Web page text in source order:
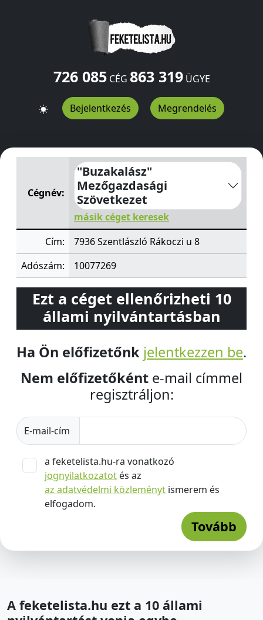
726 085CÉG 863 319ÜGYE
Bejelentkezés Megrendelés
"Buzakalász" Mezőgazdasági SzövetkezetRákoczi u 8
Cégnév:
"Buzakalász"
Mezőgazdasági
Szövetkezet
másik céget keresek
Cím:
7936 Szentlászló Rákoczi u 8
Adószám:
10077269
Ezt a céget ellenőrizheti 10
állami nyilvántartásban
Ha Ön előfizetőnk jelentkezzen be.
Nem előfizetőként e-mail címmel
regisztráljon:
E-mail-cím
a feketelista.hu-ra vonatkozó
jognyilatkozatot és az
az adatvédelmi közleményt ismerem és
elfogadom.
Tovább
A feketelista.hu ezt a 10 állami